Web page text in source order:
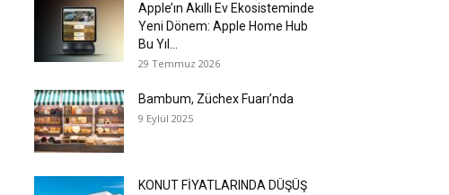
Apple’ın Akıllı Ev Ekosisteminde
Yeni Dönem: Apple Home Hub
Bu Yıl...
29 Temmuz 2026
Bambum, Züchex Fuarı’nda
9 Eylül 2025
KONUT FİYATLARINDA DÜŞÜŞ